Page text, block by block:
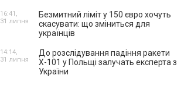
Безмитний ліміт у 150 євро хочуть
скасувати: що зміниться для
українців
16:41,
31 липня
До розслідування падіння ракети
Х-101 у Польщі залучать експерта з
України
14:14,
31 липня